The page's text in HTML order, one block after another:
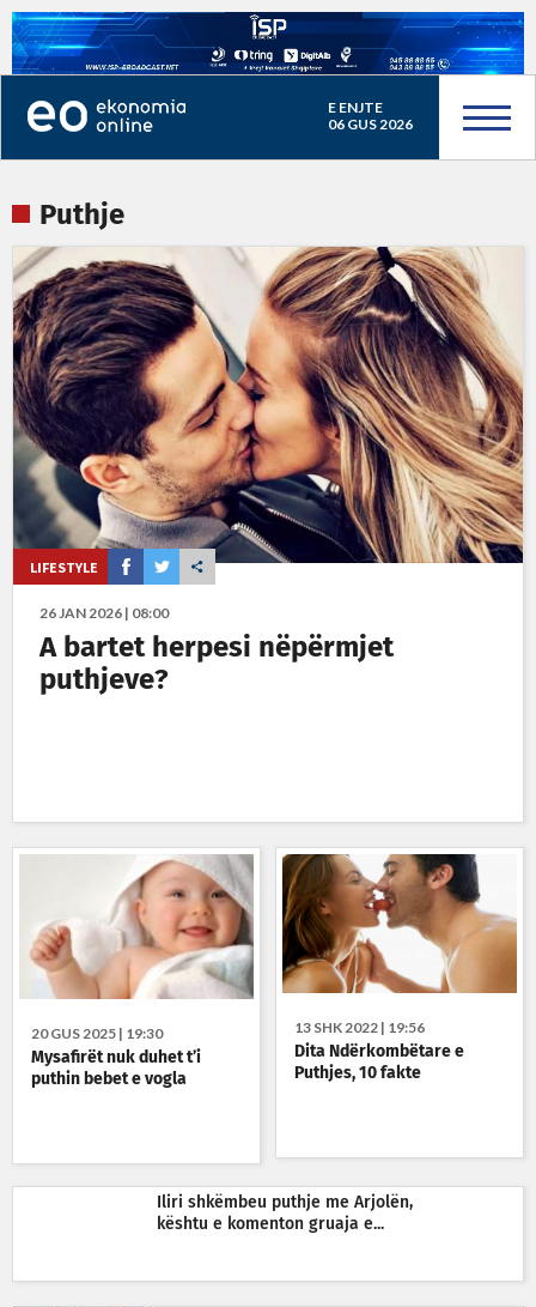
E ENJTE
06 GUS 2026
Puthje
LIFESTYLE
26 JAN 2026 | 08:00
A bartet herpesi nëpërmjet
puthjeve?
20 GUS 2025 | 19:30
Mysafirët nuk duhet t’i
puthin bebet e vogla
13 SHK 2022 | 19:56
Dita Ndërkombëtare e
Puthjes, 10 fakte
Iliri shkëmbeu puthje me Arjolën,
kështu e komenton gruaja e...